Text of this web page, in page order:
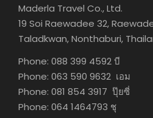
Maderla Travel Co., Ltd.
19 Soi Raewadee 32,
Taladkwan, Nonthaburi,
Phone: 088 399 4592 บี
Phone: 063 590 9632 เอม
Phone: 081 854 3917 ปุ๊ยซี่
Phone: 064 1464793 ชุ